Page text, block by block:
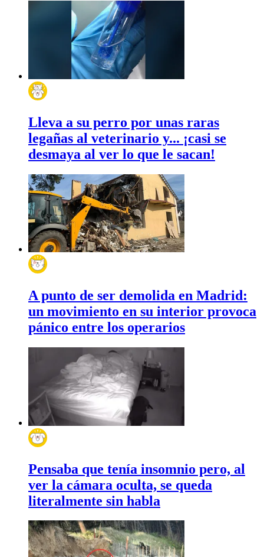
Lleva a su perro por unas raras
legañas al veterinario y... ¡casi se
desmaya al ver lo que le sacan!
A punto de ser demolida en Madrid:
un movimiento en su interior provoca
pánico entre los operarios
Pensaba que tenía insomnio pero, al
ver la cámara oculta, se queda
literalmente sin habla